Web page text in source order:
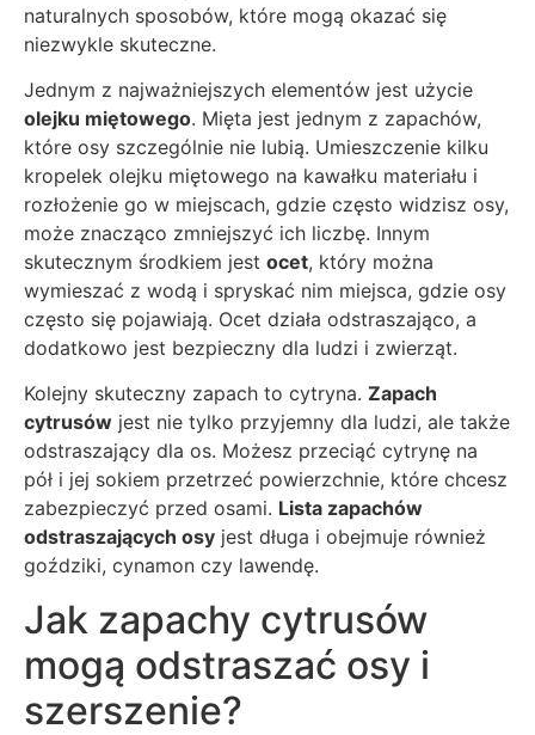
naturalnych sposobów, które mogą okazać się
niezwykle skuteczne.
Jednym z najważniejszych elementów jest użycie
olejku miętowego. Mięta jest jednym z zapachów,
które osy szczególnie nie lubią. Umieszczenie kilku
kropelek olejku miętowego na kawałku materiału i
rozłożenie go w miejscach, gdzie często widzisz osy,
może znacząco zmniejszyć ich liczbę. Innym
skutecznym środkiem jest ocet, który można
wymieszać z wodą i spryskać nim miejsca, gdzie osy
często się pojawiają. Ocet działa odstraszająco, a
dodatkowo jest bezpieczny dla ludzi i zwierząt.
Kolejny skuteczny zapach to cytryna. Zapach
cytrusów jest nie tylko przyjemny dla ludzi, ale także
odstraszający dla os. Możesz przeciąć cytrynę na
pół i jej sokiem przetrzeć powierzchnie, które chcesz
zabezpieczyć przed osami. Lista zapachów
odstraszających osy jest długa i obejmuje również
goździki, cynamon czy lawendę.
Jak zapachy cytrusów
mogą odstraszać osy i
szerszenie?